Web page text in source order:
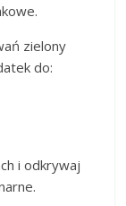
zielony
do:
i odkrywaj